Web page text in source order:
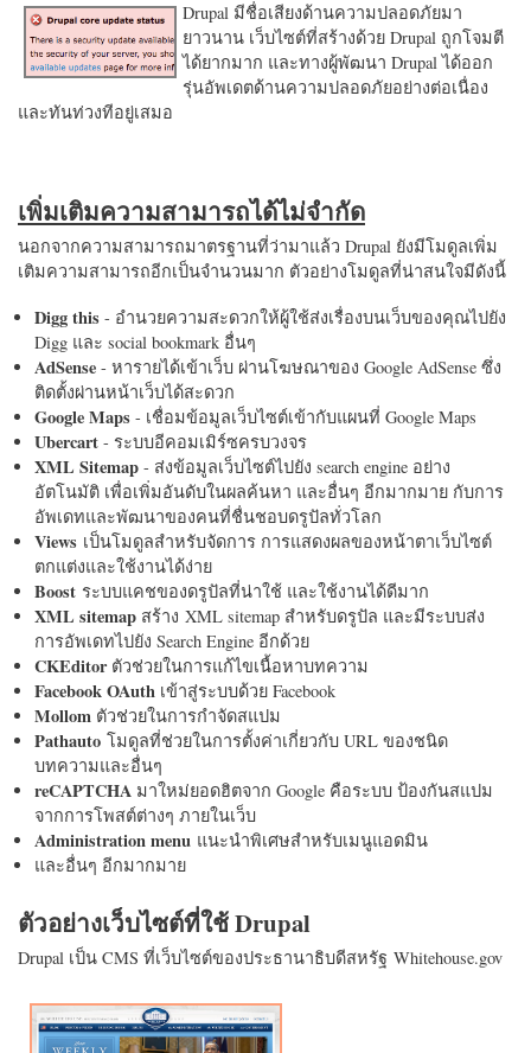
Drupal มีชื่อเสียงด้านความปลอดภัยมา
ยาวนาน เว็บไซต์ที่สร้างด้วย Drupal ถูกโจมตี
ได้ยากมาก และทางผู้พัฒนา Drupal ได้ออก
รุ่นอัพเดตด้านความปลอดภัยอย่างต่อเนื่อง
และทันท่วงทีอยู่เสมอ
เพิ่มเติมความสามารถได้ไม่จำกัด
นอกจากความสามารถมาตรฐานที่ว่ามาแล้ว Drupal ยังมีโมดูลเพิ่ม
เติมความสามารถอีกเป็นจำนวนมาก ตัวอย่างโมดูลที่น่าสนใจมีดังนี้
Digg this - อำนวยความสะดวกให้ผู้ใช้ส่งเรื่องบนเว็บของคุณไปยัง
Digg และ social bookmark อื่นๆ
AdSense - หารายได้เข้าเว็บ ผ่านโฆษณาของ Google AdSense ซึ่ง
ติดตั้งผ่านหน้าเว็บได้สะดวก
Google Maps - เชื่อมข้อมูลเว็บไซต์เข้ากับแผนที่ Google Maps
Ubercart - ระบบอีคอมเมิร์ซครบวงจร
XML Sitemap - ส่งข้อมูลเว็บไซต์ไปยัง search engine อย่าง
อัตโนมัติ เพื่อเพิ่มอันดับในผลค้นหา และอื่นๆ อีกมากมาย กับการ
อัพเดทและพัฒนาของคนที่ชื่นชอบดรูปัลทั่วโลก
Views เป็นโมดูลสำหรับจัดการ การแสดงผลของหน้าตาเว็บไซต์
ตกแต่งและใช้งานได้ง่าย
Boost ระบบแคชของดรูปัลที่น่าใช้ และใช้งานได้ดีมาก
XML sitemap สร้าง XML sitemap สำหรับดรูปัล และมีระบบส่ง
การอัพเดทไปยัง Search Engine อีกด้วย
CKEditorตัวช่วยในการแก้ไขเนื้อหาบทความ
Facebook OAuth เข้าสู่ระบบด้วย Facebook
Mollom ตัวช่วยในการกำจัดสแปม
Pathauto โมดูลที่ช่วยในการตั้งค่าเกี่ยวกับ URL ของชนิด
บทความและอื่นๆ
reCAPTCHA มาใหม่ยอดฮิตจาก Google คือระบบ ป้องกันสแปม
จากการโพสต์ต่างๆ ภายในเว็บ
Administration menu แนะนำพิเศษสำหรับเมนูแอดมิน
และอื่นๆ อีกมากมาย
ตัวอย่างเว็บไซต์ที่ใช้ Drupal
Drupal เป็น CMS ที่เว็บไซต์ของประธานาธิบดีสหรัฐ Whitehouse.gov